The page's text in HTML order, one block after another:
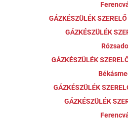
GÁZKÉSZÜLÉK
GÁZKÉSZÜLÉK
GÁZKÉSZÜLÉK
GÁZKÉSZÜLÉK
GÁZKÉSZÜLÉK